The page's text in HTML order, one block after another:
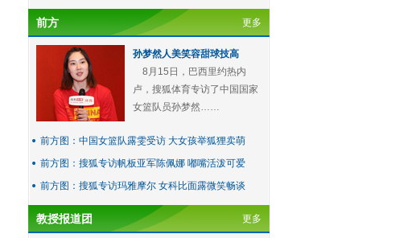
前方 更多
孙梦然人美笑容甜球技高
8月15日，巴西里约热内
卢，搜狐体育专访了中国国家
女篮队员孙梦然……
前方图：中国女篮队露雯受访 大女孩举狐狸卖萌
前方图：搜狐专访帆板亚军陈佩娜 嘟嘴活泼可爱
前方图：搜狐专访玛雅摩尔 女科比面露微笑畅谈
教授报道团 更多